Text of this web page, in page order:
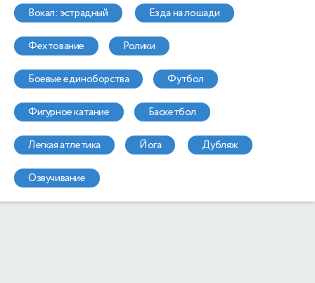
вокал: эстрадный езда на лошади
фехтование ролики
боевые единоборства футбол
фигурное катание баскетбол
легкая атлетика йога дубляж
озвучивание